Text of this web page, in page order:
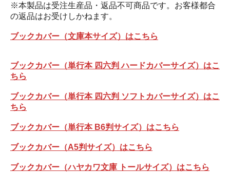
※本製品は受注生産品・返品不可商品です。お客様都合
の返品はお受けしかねます。
ブックカバー（文庫本サイズ）はこちら
ブックカバー（単行本 四六判 ハードカバーサイズ）はこ
ちら
ブックカバー（単行本 四六判 ソフトカバーサイズ）はこ
ちら
ブックカバー（単行本 B6判サイズ）はこちら
ブックカバー（A5判サイズ）はこちら
ブックカバー（ハヤカワ文庫 トールサイズ）はこちら